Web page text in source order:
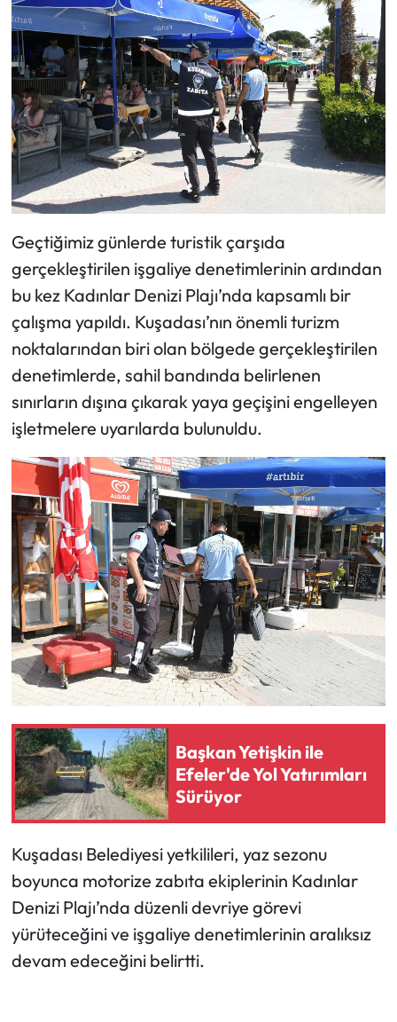
Geçtiğimiz günlerde turistik çarşıda
gerçekleştirilen işgaliye denetimlerinin ardından
bu kez Kadınlar Denizi Plajı’nda kapsamlı bir
çalışma yapıldı. Kuşadası’nın önemli turizm
noktalarından biri olan bölgede gerçekleştirilen
denetimlerde, sahil bandında belirlenen
sınırların dışına çıkarak yaya geçişini engelleyen
işletmelere uyarılarda bulunuldu.
Başkan Yetişkin ile
Efeler'de Yol Yatırımları
Sürüyor
Kuşadası Belediyesi yetkilileri, yaz sezonu
boyunca motorize zabıta ekiplerinin Kadınlar
Denizi Plajı’nda düzenli devriye görevi
yürüteceğini ve işgaliye denetimlerinin aralıksız
devam edeceğini belirtti.